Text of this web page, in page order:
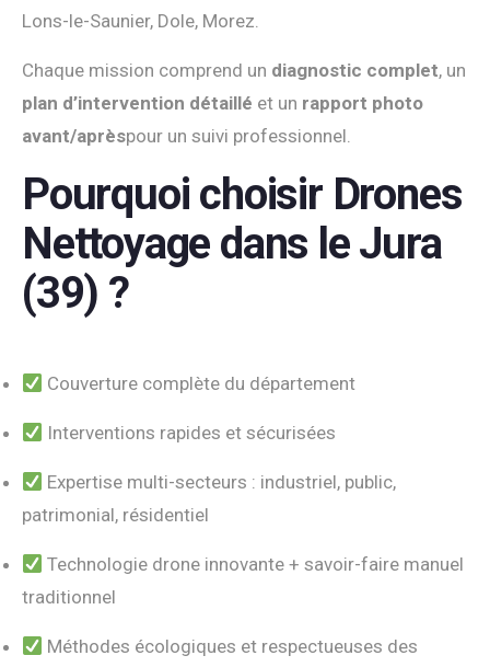
Lons-le-Saunier, Dole, Morez.
Chaque mission comprend un diagnostic complet, un
plan d’intervention détaillé et un rapport photo
avant/aprèspour un suivi professionnel.
Pourquoi choisir Drones
Nettoyage dans le Jura
(39) ?
Couverture complète du département
Interventions rapides et sécurisées
Expertise multi-secteurs : industriel, public,
patrimonial, résidentiel
Technologie drone innovante + savoir-faire manuel
traditionnel
Méthodes écologiques et respectueuses des